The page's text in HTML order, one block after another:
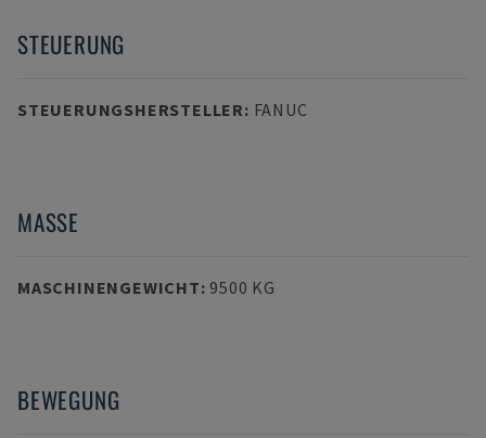
STEUERUNG
STEUERUNGSHERSTELLER: FANUC
MASSE
MASCHINENGEWICHT: 9500 KG
BEWEGUNG